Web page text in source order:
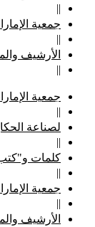
||
جمعية
||
الأرشيف
||
جمعية
||
لصناعة
||
كلمات و"كتب اليافعين"
||
جمعية
||
الأرشيف